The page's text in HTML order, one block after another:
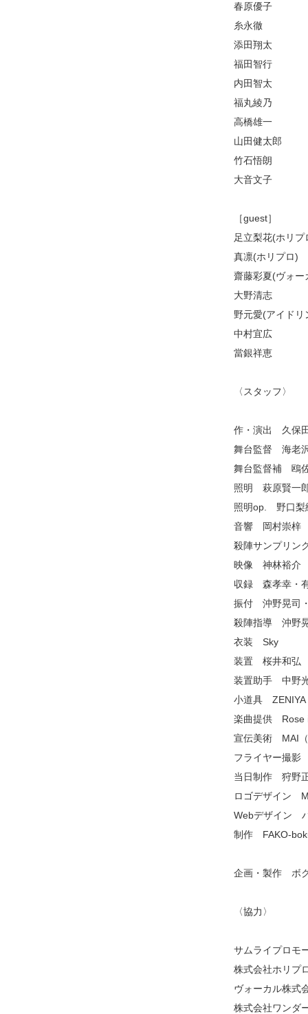
春原優子
糸永徹
添田翔太
福田智行
内田智太
福丸綾乃
高橋雄一
山田健太郎
竹石悟朗
大音文子
［guest］
足立梨花(ホリプ
真凛(ホリプロ)
齋藤彩夏(ヴォー
大野清志
野元愛(アイド
中村宜広
當銀祥恵
〈スタッフ〉
作・演出 久保
舞台監督 海老
舞台監督補 鴎
照明 萩原賢一
照明op. 野口梨
音響 岡村崇梓
殺陣サンプリ
映像 神林裕介
収録 森孝幸・
振付 沖野晃司
殺陣指導 沖野
衣装 Sky
装置 桜井和弘
装置助手 中野
小道具 ZENIYA
楽曲提供 Rose
宣伝美術 MAI（
フライヤー撮
当日制作 狩野
ロゴデザイン
Webデザイン
制作 FAKO-
企画・製作 ボ
〈協力〉
サムライプロモ
株式会社ホリプ
ヴォーカル株式
株式会社ワンダ